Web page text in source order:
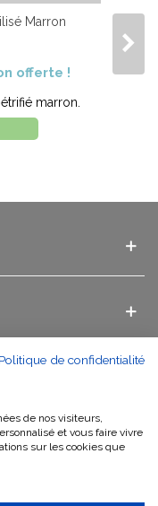
Marron
offerte !
marron.
Politique de confidentialité
de nos visiteurs,
et vous faire vivre
sur les cookies que